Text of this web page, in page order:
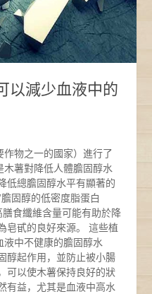
以減少血液中的
物之一的國家）進行了
木薯對降低人體膽固醇水
低總膽固醇水平有顯著的
固醇的低密度脂蛋白
膳食纖維含量可能有助於降
皂甙的良好來源。 這些植
液中不健康的膽固醇水
醇起作用，並防止被小腸
可以使木薯保持良好的狀
有益，尤其是血液中高水